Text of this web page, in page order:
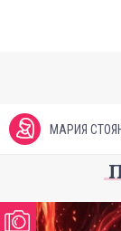
МАРИЯ